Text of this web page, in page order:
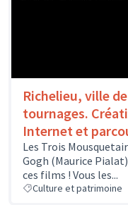
Richelieu, ville
tournages.
Internet et
Les Trois
Gogh (Maurice
ces films ! Vous les...
Culture et patrimoine